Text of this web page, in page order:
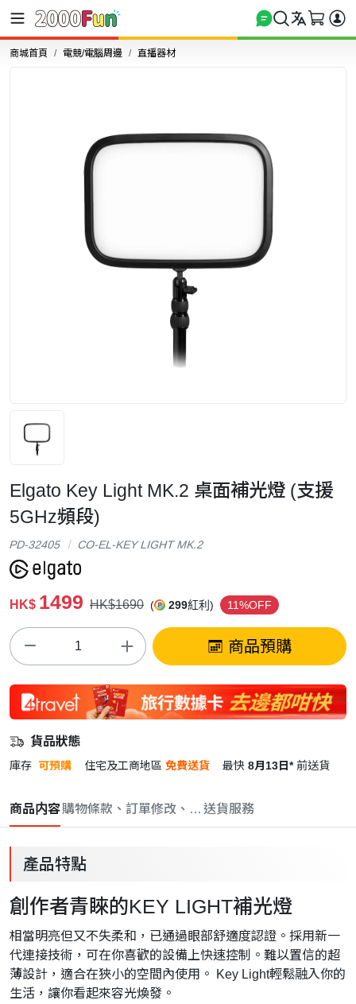
商城首頁 電競/電腦周邊 直播器材
Elgato Key Light MK.2 桌面補光燈 (支援
5GHz頻段)
PD-32405 CO-EL-KEY LIGHT MK.2
HK$ 1499 HK$1690 ( 299紅利) 11%OFF
商品預購
貨品狀態
庫存 可預購 住宅及工商地區 免費送貨 最快 8月13日* 前送貨
商品内容購物條款、訂單修改、取消與退款政策
送貨服務
產品特點
創作者青睞的KEY LIGHT補光燈
相當明亮但又不失柔和，已通過眼部舒適度認證。採用新一
代連接技術，可在你喜歡的設備上快速控制。難以置信的超
薄設計，適合在狹小的空間內使用。 Key Light輕鬆融入你的
生活，讓你看起來容光煥發。